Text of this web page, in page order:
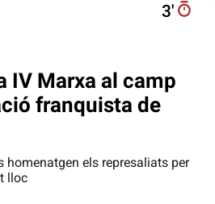
3′
IV Marxa al camp
franquista de
homenatgen els represaliats per
lloc